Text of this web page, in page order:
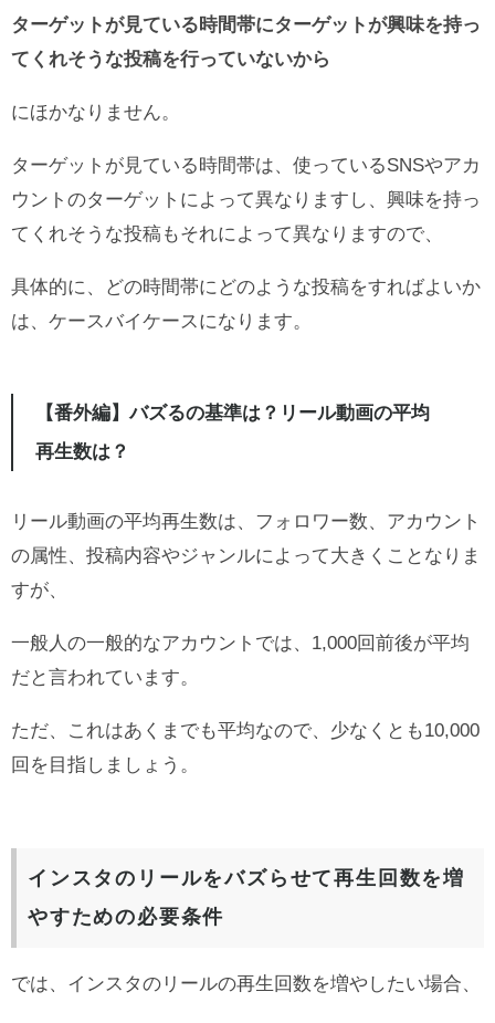
ターゲットが見ている時間帯にターゲットが興味を持っ
てくれそうな投稿を行っていないから
にほかなりません。
ターゲットが見ている時間帯は、使っているSNSやアカ
ウントのターゲットによって異なりますし、興味を持っ
てくれそうな投稿もそれによって異なりますので、
具体的に、どの時間帯にどのような投稿をすればよいか
は、ケースバイケースになります。
【番外編】バズるの基準は？リール動画の平均
再生数は？
リール動画の平均再生数は、フォロワー数、アカウント
の属性、投稿内容やジャンルによって大きくことなりま
すが、
一般人の一般的なアカウントでは、1,000回前後が平均
だと言われています。
ただ、これはあくまでも平均なので、少なくとも10,000
回を目指しましょう。
インスタのリールをバズらせて再生回数を増
やすための必要条件
では、インスタのリールの再生回数を増やしたい場合、